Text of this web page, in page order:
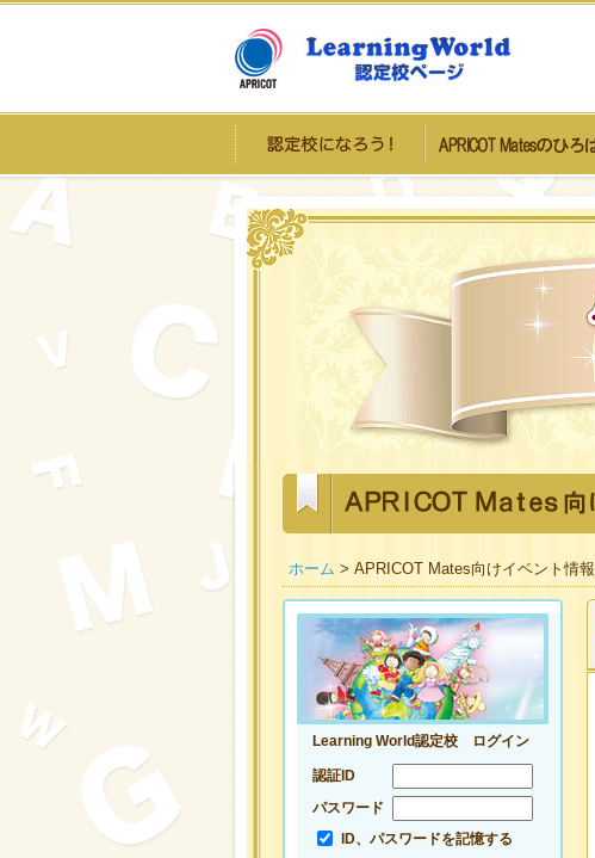
ホーム > APRICOT Mates向けイベント情報
Learning World認定校 ログイン
認証ID
パスワード
ID、パスワードを記憶する